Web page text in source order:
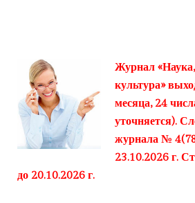
Журнал
культура»
месяца, 24
уточняется).
журнала №
23.10.2026 г.
до 20.10.2026 г.